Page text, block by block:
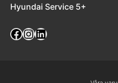
Hyundai Service 5+
Facebook
Instagram
LinkedIn